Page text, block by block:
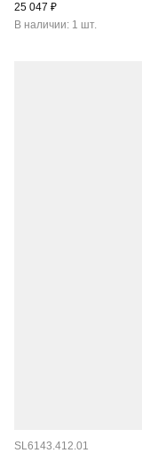
25 047 ₽
В наличии: 1 шт.
SL6143.412.01